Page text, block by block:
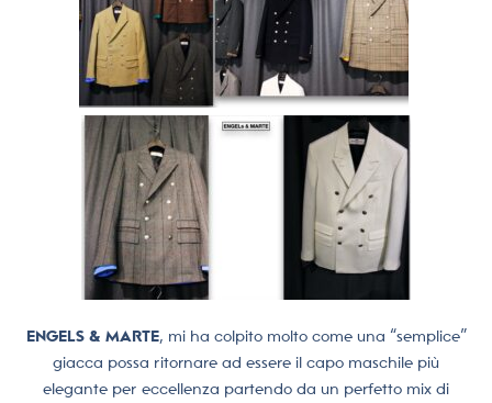
ENGELS & MARTE, mi ha colpito molto come una “semplice”
giacca possa ritornare ad essere il capo maschile più
elegante per eccellenza partendo da un perfetto mix di